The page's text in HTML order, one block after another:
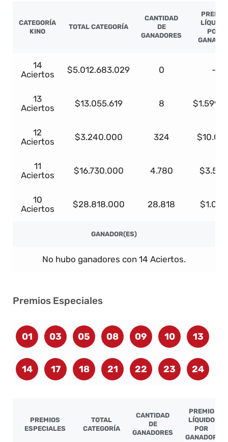
CATEGORÍA
KINO
TOTAL CATEGORÍA
CANTIDAD
DE
GANADORES
PREMIO
LÍQUIDO
POR
14
Aciertos
$5.012.683.029 0 -
13
Aciertos
$13.055.619 8
12
Aciertos
$3.240.000 324
11
Aciertos
$16.730.000 4.780 $3.500
10
Aciertos
$28.818.000 28.818 $1.000
GANADOR(ES)
No hubo ganadores con 14 Aciertos.
Premios Especiales
01 03 05 08 09 10 13
14 17 18 21 22 23 24
PREMIOS
ESPECIALES
TOTAL
CATEGORÍA
CANTIDAD
DE
GANADORES
PREMIO
LÍQUIDO
POR
GANADOR